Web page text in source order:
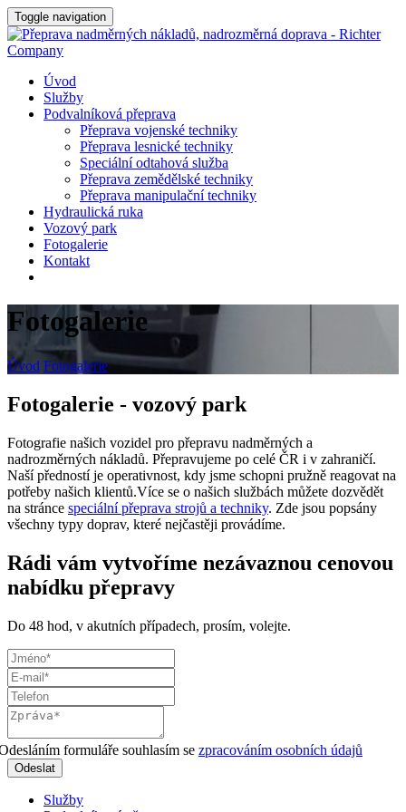
Toggle navigation
Úvod
Služby
Podvalníková přeprava
Přeprava vojenské techniky
Přeprava lesnické techniky
Speciální odtahová služba
Přeprava zemědělské techniky
Přeprava manipulační techniky
Hydraulická ruka
Vozový park
Fotogalerie
Kontakt
Fotogalerie
Úvod Fotogalerie
Fotogalerie - vozový park
Fotografie našich vozidel pro přepravu nadměrných a
nadrozměrných nákladů. Přepravujeme po celé ČR i v zahraničí.
Naší předností je operativnost, kdy jsme schopni pružně reagovat na
potřeby našich klientů.Více se o našich službách můžete dozvědět
na stránce speciální přeprava strojů a techniky. Zde jsou popsány
všechny typy doprav, které nejčastěji provádíme.
Rádi vám vytvoříme nezávaznou cenovou
nabídku přepravy
Do 48 hod, v akutních případech, prosím, volejte.
formuláře souhlasím se zpracováním osobních údajů
Služby